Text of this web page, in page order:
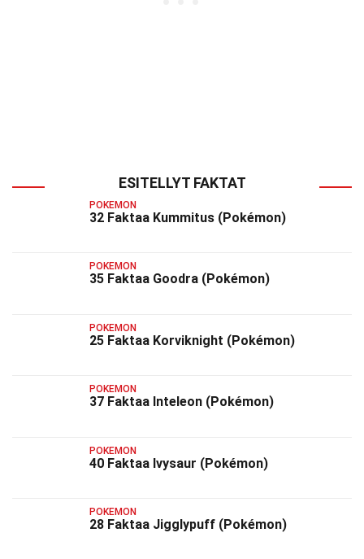
ESITELLYT FAKTAT
POKEMON
32 Faktaa Kummitus (Pokémon)
POKEMON
35 Faktaa Goodra (Pokémon)
POKEMON
25 Faktaa Korviknight (Pokémon)
POKEMON
37 Faktaa Inteleon (Pokémon)
POKEMON
40 Faktaa Ivysaur (Pokémon)
POKEMON
28 Faktaa Jigglypuff (Pokémon)